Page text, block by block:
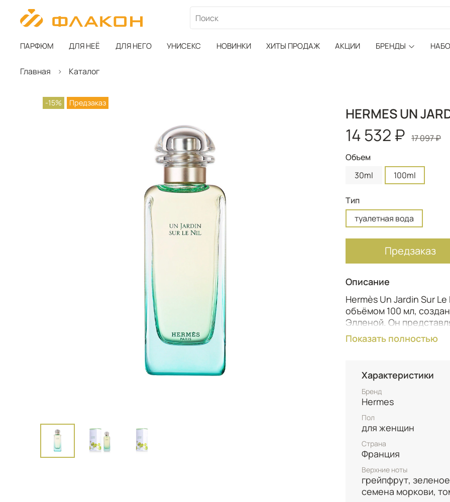
ПАРФЮМ ДЛЯ НЕЁ ДЛЯ НЕГО УНИСЕКС НОВИНКИ ХИТЫ ПРОДАЖ АКЦИИ БРЕНДЫ
Главная Каталог
-15% Предзаказ
HERMES UN
14 532 ₽ 17 097 ₽
Объем
100ml
30ml
Тип
туалетная вода
Предзаказ
Описание
Hermès Un Jardin Sur
объёмом 100 мл,
Элленой. Он
вдохновленную
Асуане, Египет.
упаковка украшена
художницей
вдохновленный
Асуане, с нотами
Показать полностью
Характеристики
Бренд
Hermes
Пол
для женщин
Страна
Франция
Верхние ноты
грейпфрут,
семена моркови,